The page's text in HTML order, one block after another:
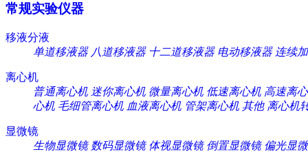
常规实验仪器
移液分液
单道移液器 八道移液器 十二道移液器 电动移液器 连续
离心机
普通离心机 迷你离心机 微量离心机 低速离心机 高速离
心机 毛细管离心机 血液离心机 管架离心机 其他 离心机
显微镜
生物显微镜 数码显微镜 体视显微镜 倒置显微镜 偏光显